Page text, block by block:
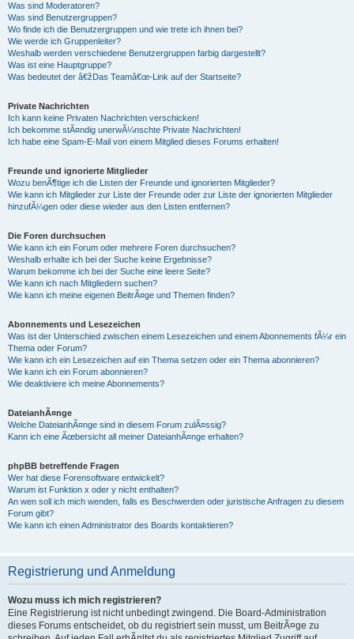
Was sind Moderatoren?
Was sind Benutzergruppen?
Wo finde ich die Benutzergruppen und wie trete ich ihnen bei?
Wie werde ich Gruppenleiter?
Weshalb werden verschiedene Benutzergruppen farbig dargestellt?
Was ist eine Hauptgruppe?
Was bedeutet der â€žDas Teamâ€œ-Link auf der Startseite?
Private Nachrichten
Ich kann keine Privaten Nachrichten verschicken!
Ich bekomme stÃ¤ndig unerwÃ¼nschte Private Nachrichten!
Ich habe eine Spam-E-Mail von einem Mitglied dieses Forums erhalten!
Freunde und ignorierte Mitglieder
Wozu benÃ¶tige ich die Listen der Freunde und ignorierten Mitglieder?
Wie kann ich Mitglieder zur Liste der Freunde oder zur Liste der ignorierten Mitglieder
hinzufÃ¼gen oder diese wieder aus den Listen entfernen?
Die Foren durchsuchen
Wie kann ich ein Forum oder mehrere Foren durchsuchen?
Weshalb erhalte ich bei der Suche keine Ergebnisse?
Warum bekomme ich bei der Suche eine leere Seite?
Wie kann ich nach Mitgliedern suchen?
Wie kann ich meine eigenen BeitrÃ¤ge und Themen finden?
Abonnements und Lesezeichen
Was ist der Unterschied zwischen einem Lesezeichen und einem Abonnements fÃ¼r ein
Thema oder Forum?
Wie kann ich ein Lesezeichen auf ein Thema setzen oder ein Thema abonnieren?
Wie kann ich ein Forum abonnieren?
Wie deaktiviere ich meine Abonnements?
DateianhÃ¤nge
Welche DateianhÃ¤nge sind in diesem Forum zulÃ¤ssig?
Kann ich eine Ãœbersicht all meiner DateianhÃ¤nge erhalten?
phpBB betreffende Fragen
Wer hat diese Forensoftware entwickelt?
Warum ist Funktion x oder y nicht enthalten?
An wen soll ich mich wenden, falls es Beschwerden oder juristische Anfragen zu diesem
Forum gibt?
Wie kann ich einen Administrator des Boards kontaktieren?
Registrierung und Anmeldung
Wozu muss ich mich registrieren?
Eine Registrierung ist nicht unbedingt zwingend. Die Board-Administration
dieses Forums entscheidet, ob du registriert sein musst, um BeitrÃ¤ge zu